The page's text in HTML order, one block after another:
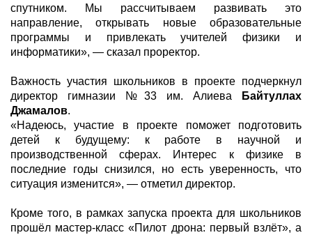
спутником. Мы рассчитываем развивать это
направление, открывать новые образовательные
программы и привлекать учителей физики и
информатики», — сказал проректор.
Важность участия школьников в проекте подчеркнул
директор гимназии №33 им. Алиева
Байтуллах
Джамалов.
«Надеюсь, участие в проекте поможет подготовить
детей к будущему: к работе в научной и
производственной сферах. Интерес к физике в
последние годы снизился, но есть уверенность, что
ситуация изменится», — отметил директор.
Кроме того, в рамках запуска проекта для школьников
прошёл мастер-класс «Пилот дрона: первый взлёт», а